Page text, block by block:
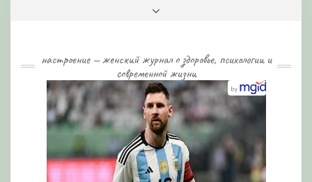
настроение — женский журнал о здоровье, психологии и
современной жизни